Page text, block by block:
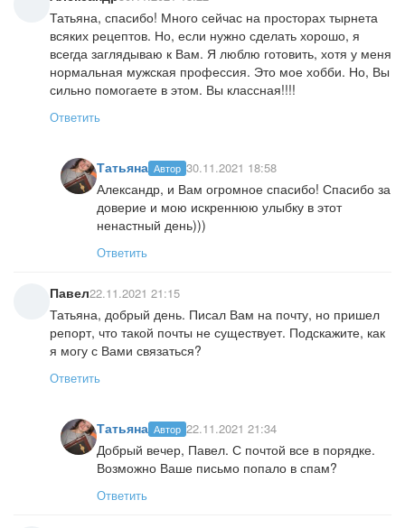
Татьяна, спасибо! Много сейчас на просторах тырнета
всяких рецептов. Но, если нужно сделать хорошо, я
всегда заглядываю к Вам. Я люблю готовить, хотя у меня
нормальная мужская профессия. Это мое хобби. Но, Вы
сильно помогаете в этом. Вы классная!!!!
Ответить
Татьяна Автор 30.11.2021 18:58
Александр, и Вам огромное спасибо! Спасибо за
доверие и мою искреннюю улыбку в этот
ненастный день)))
Ответить
Павел22.11.2021 21:15
Татьяна, добрый день. Писал Вам на почту, но пришел
репорт, что такой почты не существует. Подскажите, как
я могу с Вами связаться?
Ответить
Татьяна Автор 22.11.2021 21:34
Добрый вечер, Павел. С почтой все в порядке.
Возможно Ваше письмо попало в спам?
Ответить